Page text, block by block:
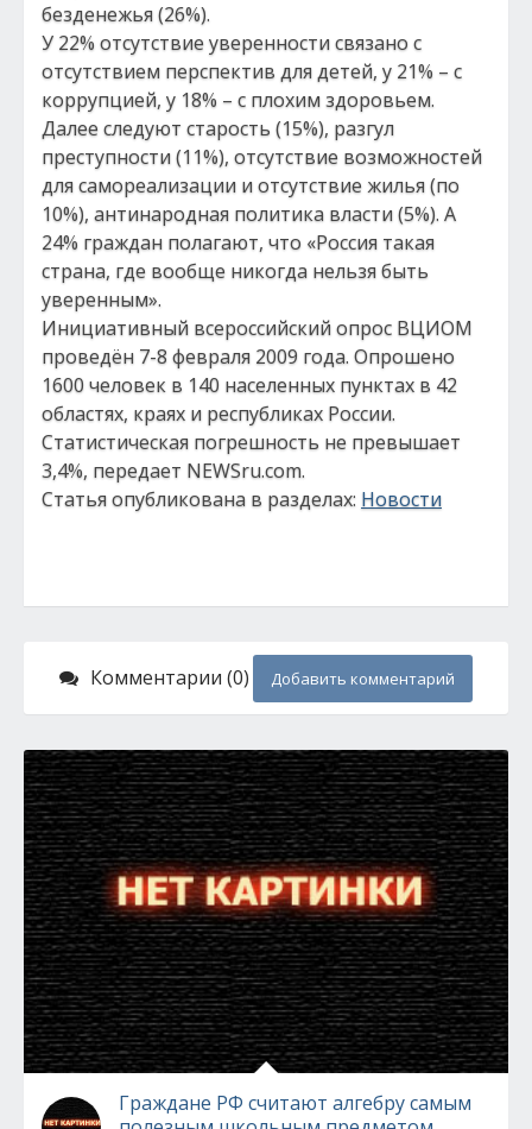
безденежья (26%).
У 22% отсутствие уверенности связано с
отсутствием перспектив для детей, у 21% – с
коррупцией, у 18% – с плохим здоровьем.
Далее следуют старость (15%), разгул
преступности (11%), отсутствие возможностей
для самореализации и отсутствие жилья (по
10%), антинародная политика власти (5%). А
24% граждан полагают, что «Россия такая
страна, где вообще никогда нельзя быть
уверенным».
Инициативный всероссийский опрос ВЦИОМ
проведён 7-8 февраля 2009 года. Опрошено
1600 человек в 140 населенных пунктах в 42
областях, краях и республиках России.
Статистическая погрешность не превышает
3,4%, передает NEWSru.com.
Статья опубликована в разделах: Новости
Комментарии (0) Добавить комментарий
Граждане РФ считают алгебру самым